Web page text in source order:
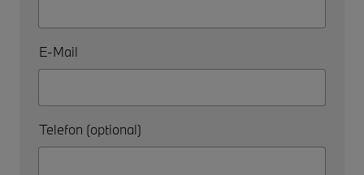
E-Mail
Telefon (optional)